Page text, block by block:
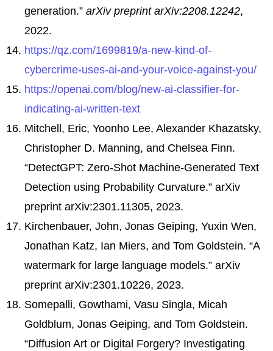
generation.” arXiv preprint arXiv:2208.12242,
2022.
https://qz.com/1699819/a-new-kind-of-
cybercrime-uses-ai-and-your-voice-against-you/
https://openai.com/blog/new-ai-classifier-for-
indicating-ai-written-text
Mitchell, Eric, Yoonho Lee, Alexander Khazatsky,
Christopher D. Manning, and Chelsea Finn.
“DetectGPT: Zero-Shot Machine-Generated Text
Detection using Probability Curvature.” arXiv
preprint arXiv:2301.11305, 2023.
Kirchenbauer, John, Jonas Geiping, Yuxin Wen,
Jonathan Katz, Ian Miers, and Tom Goldstein. “A
watermark for large language models.” arXiv
preprint arXiv:2301.10226, 2023.
Somepalli, Gowthami, Vasu Singla, Micah
Goldblum, Jonas Geiping, and Tom Goldstein.
“Diffusion Art or Digital Forgery? Investigating